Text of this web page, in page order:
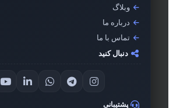
وبلاگ
درباره ما
تماس با ما
دنبال کنید
پشتیبانی